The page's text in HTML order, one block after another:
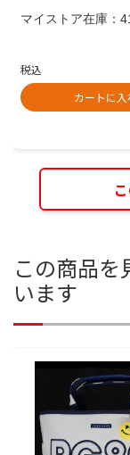
マイストア在庫：
税込
カートに入
この商品
います